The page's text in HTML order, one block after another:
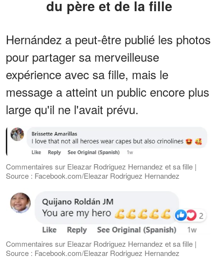
du père et de la fille
Hernández a peut-être publié les photos
pour partager sa merveilleuse
expérience avec sa fille, mais le
message a atteint un public encore plus
large qu'il ne l'avait prévu.
Commentaires sur Eleazar Rodriguez Hernandez et sa fille |
Source : Facebook.com/Eleazar Rodriguez Hernandez
Commentaires sur Eleazar Rodriguez Hernandez et sa fille |
Source : Facebook.com/Eleazar Rodriguez Hernandez